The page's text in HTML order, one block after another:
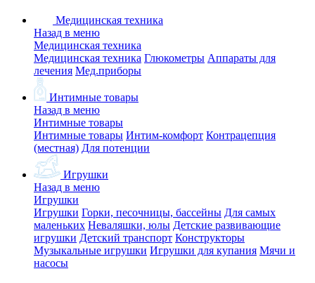
Медицинская техника
Назад в меню
Медицинская техника
Медицинская техника Глюкометры Аппараты для
лечения Мед.приборы
Интимные товары
Назад в меню
Интимные товары
Интимные товары Интим-комфорт Контрацепция
(местная) Для потенции
Игрушки
Назад в меню
Игрушки
Игрушки Горки, песочницы, бассейны Для самых
маленьких Неваляшки, юлы Детские развивающие
игрушки Детский транспорт Конструкторы
Музыкальные игрушки Игрушки для купания Мячи и
насосы